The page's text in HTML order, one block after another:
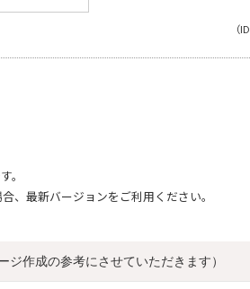
（
。
、最新バージョンをご利用ください。